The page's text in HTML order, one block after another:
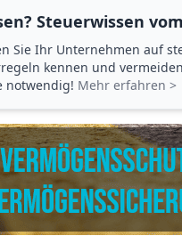
Steuerwissen
Sie Ihr Unternehmen auf
kennen und
notwendig! Mehr erfahren >